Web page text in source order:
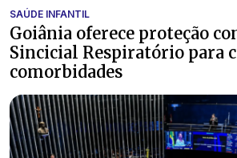
SAÚDE INFANTIL
Goiânia oferece proteção
Sincicial Respiratório para
comorbidades